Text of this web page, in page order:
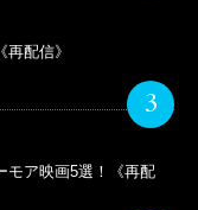
配信》
3
モア映画5選！《再配